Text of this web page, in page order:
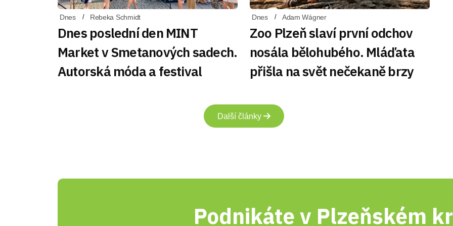
Dnes Rebeka Schmidt
Dnes poslední den MINT
Market v Smetanových sadech.
Autorská móda a festival
Dnes Adam Wágner
Zoo Plzeň slaví první odchov
nosála bělohubého. Mláďata
přišla na svět nečekaně brzy
Další články
Podnikáte v Plzeňském